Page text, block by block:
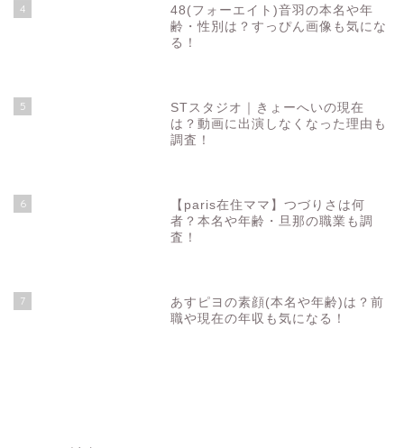
4
48(フォーエイト)音羽の本名や年
齢・性別は？すっぴん画像も気にな
る！
5
STスタジオ｜きょーへいの現在
は？動画に出演しなくなった理由も
調査！
6
【paris在住ママ】つづりさは何
者？本名や年齢・旦那の職業も調
査！
7
あすピヨの素顔(本名や年齢)は？前
職や現在の年収も気になる！